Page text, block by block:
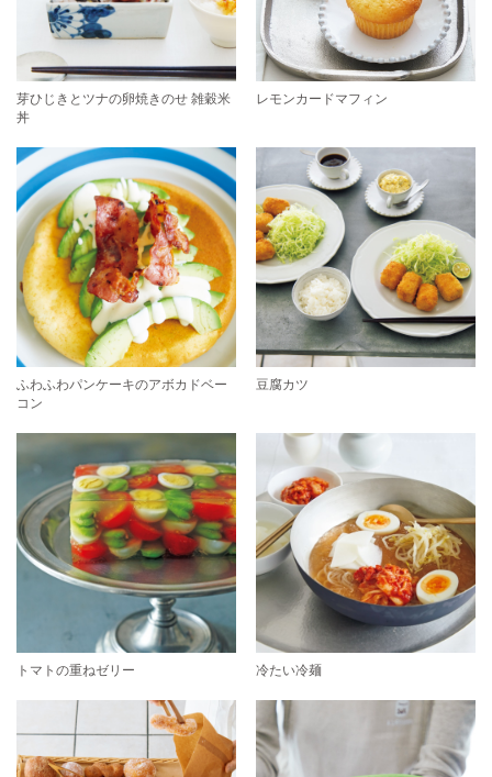
芽ひじきとツナの卵焼きのせ 雑穀米
丼
レモンカードマフィン
ふわふわパンケーキのアボカドベー
コン
豆腐カツ
トマトの重ねゼリー 冷たい冷麺